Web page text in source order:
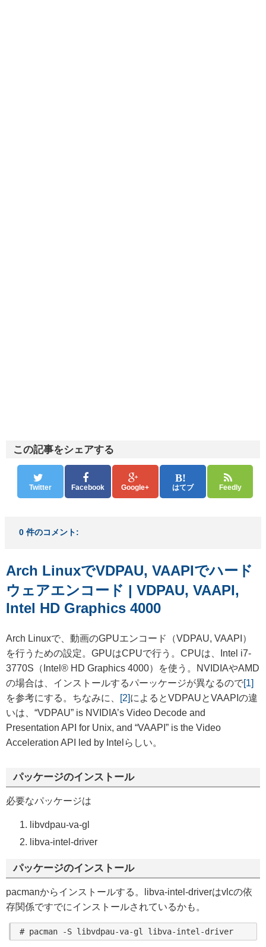
この記事をシェアする
Twitter Facebook Google+ はてブ Feedly
0 件のコメント:
Arch LinuxでVDPAU, VAAPIでハード
ウェアエンコード | VDPAU, VAAPI,
Intel HD Graphics 4000
Arch Linuxで、動画のGPUエンコード（VDPAU, VAAPI）
を行うための設定。GPUはCPUで行う。CPUは、Intel i7-
3770S（Intel® HD Graphics 4000）を使う。NVIDIAやAMD
の場合は、インストールするパーッケージが異なるので[1]
を参考にする。ちなみに、
[2]によるとVDPAUとVAAPIの違
いは、“VDPAU” is NVIDIA’s Video Decode and
Presentation API for Unix, and “VAAPI” is the Video
Acceleration API led by Intelらしい。
パッケージのインストール
必要なパッケージは
libvdpau-va-gl
libva-intel-driver
パッケージのインストール
pacmanからインストールする。libva-intel-driverはvlcの依
存関係ですでにインストールされているかも。